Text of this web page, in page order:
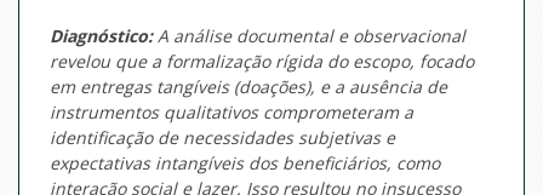
Diagnóstico:A análise documental e observacional
revelou que a formalização rígida do escopo, focado
em entregas tangíveis (doações), e a ausência de
instrumentos qualitativos comprometeram a
identificação de necessidades subjetivas e
expectativas intangíveis dos beneficiários, como
interação social e lazer. Isso resultou no insucesso